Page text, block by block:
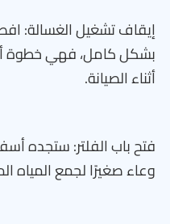
إيقاف تشغيل الغسالة:
بشكل كامل، فهي خطوة
أثناء الصيانة.
فتح باب الفلتر: ستجده
وعاء صغيرًا لجمع المياه